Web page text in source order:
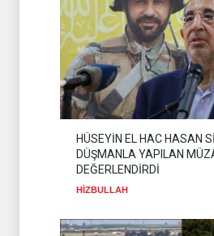
HÜSEYİN EL HAC HASAN
DÜŞMANLA YAPILAN
DEĞERLENDİRDİ
HİZBULLAH